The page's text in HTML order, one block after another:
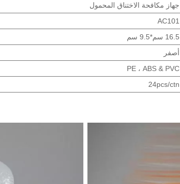
جهاز مكافحة الاختناق المحمول
AC101
16.5 سم*9.5 سم
أصفر
PE ، ABS & PVC
24pcs/ctn